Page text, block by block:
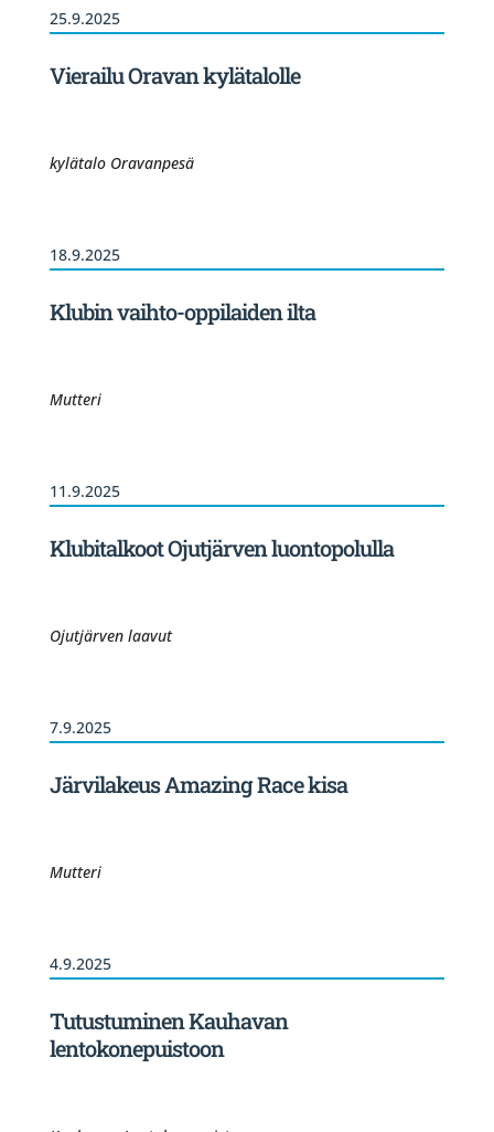
25.9.2025
Vierailu Oravan kylätalolle
kylätalo Oravanpesä
18.9.2025
Klubin vaihto-oppilaiden ilta
Mutteri
11.9.2025
Klubitalkoot Ojutjärven luontopolulla
Ojutjärven laavut
7.9.2025
Järvilakeus Amazing Race kisa
Mutteri
4.9.2025
Tutustuminen Kauhavan
lentokonepuistoon